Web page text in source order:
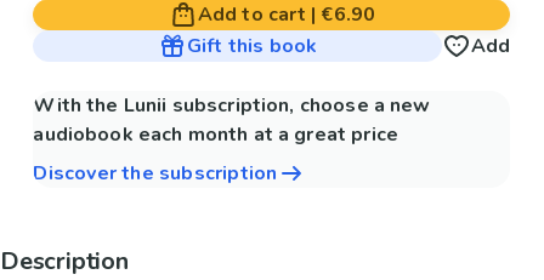
Add to cart | €6.90
Gift this book
Add
With the Lunii subscription, choose a new
audiobook each month at a great price
Discover the subscription
Description